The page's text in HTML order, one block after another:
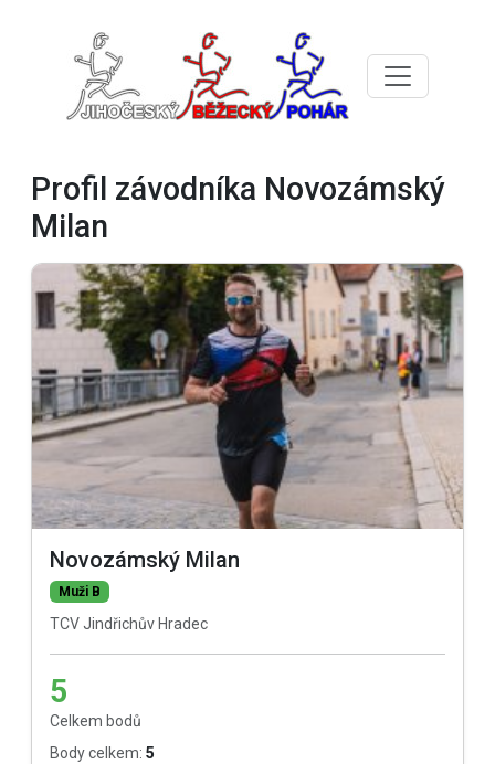
Profil závodníka Novozámský
Milan
Novozámský Milan
Muži B
TCV Jindřichův Hradec
5
Celkem bodů
Body celkem: 5